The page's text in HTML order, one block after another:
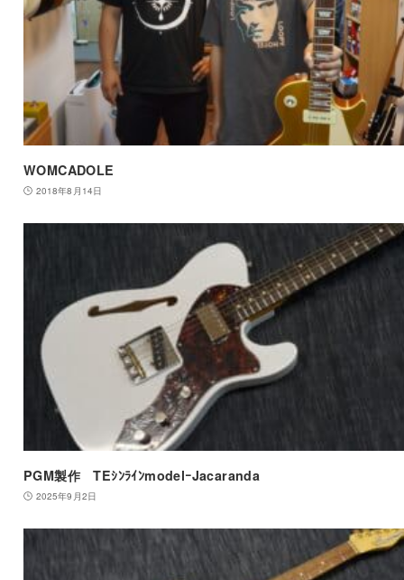
WOMCADOLE
2018年8月14日
PGM製作 TEｼﾝﾗｲﾝmodelｰJacaranda
2025年9月2日